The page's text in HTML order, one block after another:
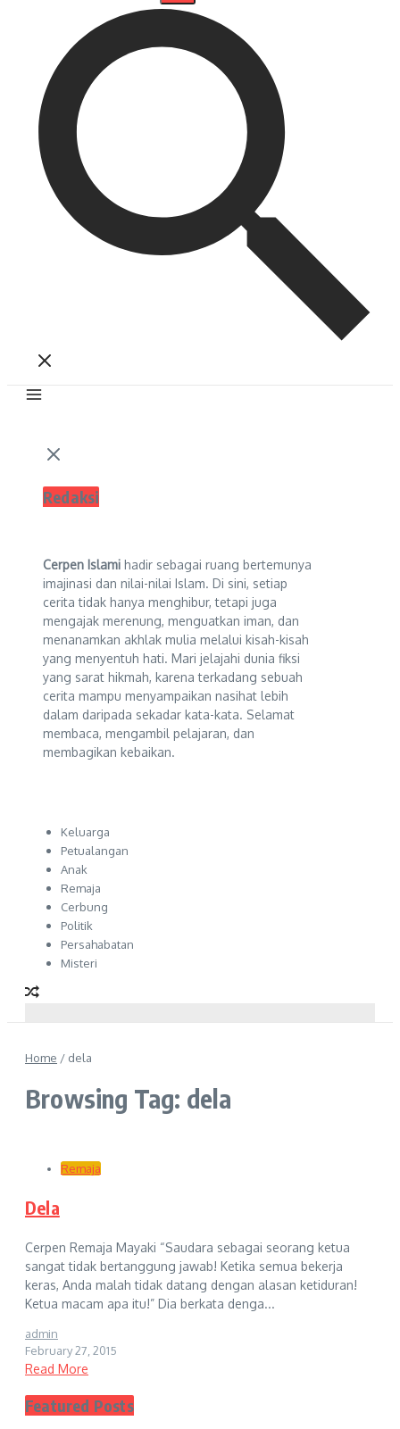
Redaksi
Cerpen Islami hadir sebagai ruang bertemunya
imajinasi dan nilai-nilai Islam. Di sini, setiap
cerita tidak hanya menghibur, tetapi juga
mengajak merenung, menguatkan iman, dan
menanamkan akhlak mulia melalui kisah-kisah
yang menyentuh hati. Mari jelajahi dunia fiksi
yang sarat hikmah, karena terkadang sebuah
cerita mampu menyampaikan nasihat lebih
dalam daripada sekadar kata-kata. Selamat
membaca, mengambil pelajaran, dan
membagikan kebaikan.
Keluarga
Petualangan
Anak
Remaja
Cerbung
Politik
Persahabatan
Misteri
Home / dela
Browsing Tag: dela
Remaja
Dela
Cerpen Remaja Mayaki “Saudara sebagai seorang ketua
sangat tidak bertanggung jawab! Ketika semua bekerja
keras, Anda malah tidak datang dengan alasan ketiduran!
Ketua macam apa itu!” Dia berkata denga...
admin
February 27, 2015
Read More
Featured Posts